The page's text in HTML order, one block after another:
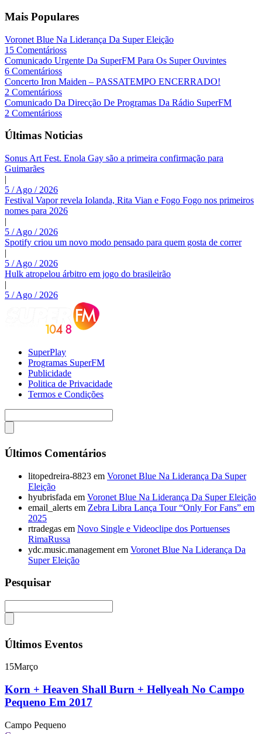
Mais Populares
Voronet Blue Na Liderança Da Super Eleição
15 Comentárioss
Comunicado Urgente Da SuperFM Para Os Super Ouvintes
6 Comentárioss
Concerto Iron Maiden – PASSATEMPO ENCERRADO!
2 Comentárioss
Comunicado Da Direcção De Programas Da Rádio SuperFM
2 Comentárioss
Últimas Noticias
Sonus Art Fest. Enola Gay são a primeira confirmação para
Guimarães
|
5 / Ago / 2026
Festival Vapor revela Iolanda, Rita Vian e Fogo Fogo nos primeiros
nomes para 2026
|
5 / Ago / 2026
Spotify criou um novo modo pensado para quem gosta de correr
|
5 / Ago / 2026
Hulk atropelou árbitro em jogo do brasileirão
|
5 / Ago / 2026
SuperPlay
Programas SuperFM
Publicidade
Politica de Privacidade
Termos e Condições
Últimos Comentários
litopedreira-8823 em Voronet Blue Na Liderança Da Super
Eleição
hyubrisfada em Voronet Blue Na Liderança Da Super Eleição
email_alerts em Zebra Libra Lança Tour “Only For Fans” em
2025
rtradegas em Novo Single e Videoclipe dos Portuenses
RimaRussa
ydc.music.management em Voronet Blue Na Liderança Da
Super Eleição
Pesquisar
Últimos Eventos
15Março
Korn + Heaven Shall Burn + Hellyeah No Campo
Pequeno Em 2017
Campo Pequeno